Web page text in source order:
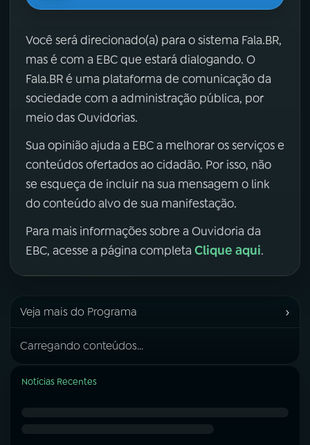
Você será direcionado(a) para o sistema Fala.BR,
mas é com a EBC que estará dialogando. O
Fala.BR é uma plataforma de comunicação da
sociedade com a administração pública, por
meio das Ouvidorias.
Sua opinião ajuda a EBC a melhorar os serviços e
conteúdos ofertados ao cidadão. Por isso, não
se esqueça de incluir na sua mensagem o link
do conteúdo alvo de sua manifestação.
Para mais informações sobre a Ouvidoria da
EBC, acesse a página completa Clique aqui.
Veja mais do Programa ›
Carregando conteúdos...
Notícias Recentes